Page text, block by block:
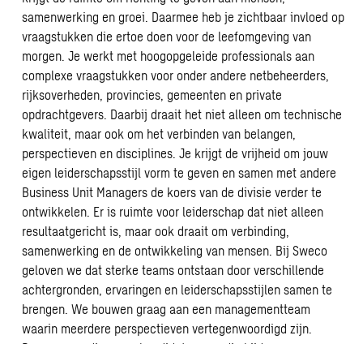
samenwerking en groei. Daarmee heb je zichtbaar invloed op
vraagstukken die ertoe doen voor de leefomgeving van
morgen. Je werkt met hoogopgeleide professionals aan
complexe vraagstukken voor onder andere netbeheerders,
rijksoverheden, provincies, gemeenten en private
opdrachtgevers. Daarbij draait het niet alleen om technische
kwaliteit, maar ook om het verbinden van belangen,
perspectieven en disciplines. Je krijgt de vrijheid om jouw
eigen leiderschapsstijl vorm te geven en samen met andere
Business Unit Managers de koers van de divisie verder te
ontwikkelen. Er is ruimte voor leiderschap dat niet alleen
resultaatgericht is, maar ook draait om verbinding,
samenwerking en de ontwikkeling van mensen. Bij Sweco
geloven we dat sterke teams ontstaan door verschillende
achtergronden, ervaringen en leiderschapsstijlen samen te
brengen. We bouwen graag aan een managementteam
waarin meerdere perspectieven vertegenwoordigd zijn.